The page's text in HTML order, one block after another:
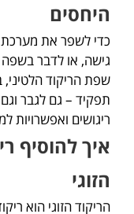
היחסים
כדי לשפר את מערכת
גישה, או לדבר בשפה
שפת הריקוד
תפקיד – גם לגבר
ריגושים ואפשרויות
איך להוסיף
הזוגי
הריקוד הזוגי הוא